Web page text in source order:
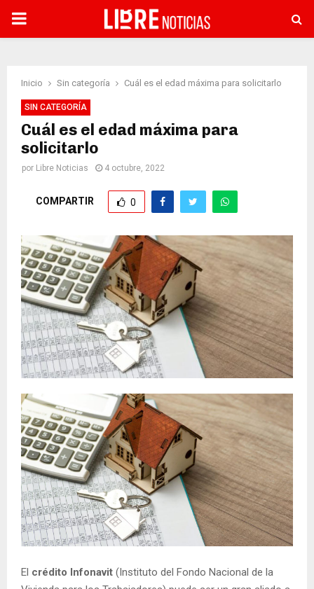
PRIMARY
Inicio Sin categoría Cuál es el edad máxima para solicitarlo
SIN CATEGORÍA
Cuál es el edad máxima para
solicitarlo
por Libre Noticias 4 octubre, 2022
COMPARTIR 0
El crédito Infonavit (Instituto del Fondo Nacional de la